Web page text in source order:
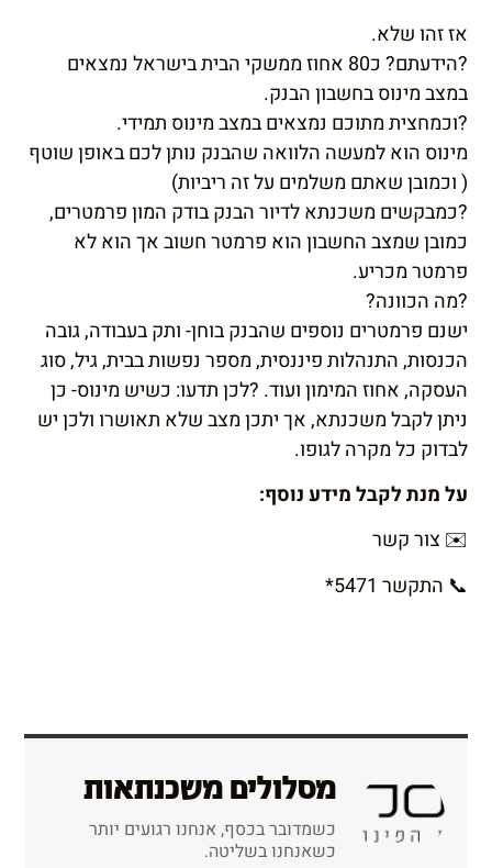
אז זהו שלא.
?הידעתם? כ80 אחוז ממשקי הבית בישראל נמצאים
במצב מינוס בחשבון הבנק.
?וכמחצית מתוכם נמצאים במצב מינוס תמידי.
מינוס הוא למעשה הלוואה שהבנק נותן לכם באופן שוטף
( וכמובן שאתם משלמים על זה ריביות)
?כמבקשים משכנתא לדיור הבנק בודק המון פרמטרים,
כמובן שמצב החשבון הוא פרמטר חשוב אך הוא לא
פרמטר מכריע.
?מה הכוונה?
ישנם פרמטרים נוספים שהבנק בוחן- ותק בעבודה, גובה
הכנסות, התנהלות פיננסית, מספר נפשות בבית, גיל, סוג
העסקה, אחוז המימון ועוד. ?לכן תדעו: כשיש מינוס- כן
ניתן לקבל משכנתא, אך יתכן מצב שלא תאושרו ולכן יש
לבדוק כל מקרה לגופו.
על מנת לקבל מידע נוסף:
צור קשר ✉️
*5471
📞
מסלולים משכנתאות
כשמדובר בכסף, אנחנו רגועים יותר
כשאנחנו בשליטה.